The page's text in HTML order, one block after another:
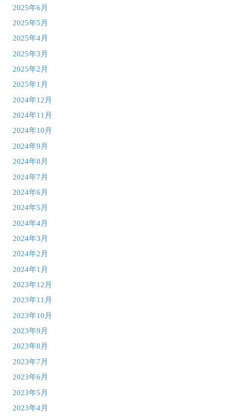
2025年6月
2025年5月
2025年4月
2025年3月
2025年2月
2025年1月
2024年12月
2024年11月
2024年10月
2024年9月
2024年8月
2024年7月
2024年6月
2024年5月
2024年4月
2024年3月
2024年2月
2024年1月
2023年12月
2023年11月
2023年10月
2023年9月
2023年8月
2023年7月
2023年6月
2023年5月
2023年4月